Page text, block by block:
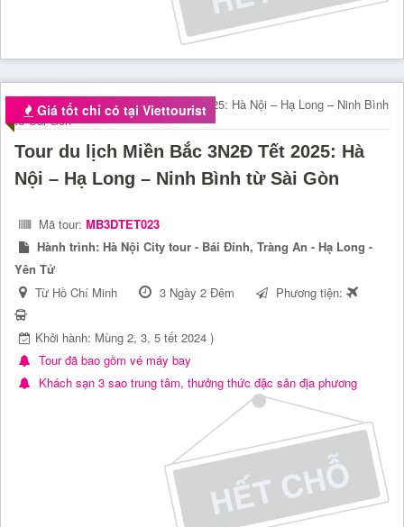
Giá tốt chỉ có tại Viettourist
Tour du lịch Miền Bắc 3N2Đ Tết 2025: Hà
Nội – Hạ Long – Ninh Bình từ Sài Gòn
Mã tour: MB3DTET023
Hành trình: Hà Nội City tour - Bái Đính, Tràng An - Hạ Long -
Yên Tử
Từ Hồ Chí Minh
3 Ngày 2 Đêm Phương tiện:
Khởi hành: Mùng 2, 3, 5 tết 2024 )
Tour đã bao gồm vé máy bay
Khách sạn 3 sao trung tâm, thưởng thức đặc sản địa phương